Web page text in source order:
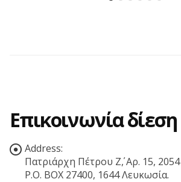
Επικοινωνία δίεση
Address:
Πατριάρχη Πέτρου Ζ΄, Αρ. 15,
P.O. BOX 27400, 1644 Λευκωσία.